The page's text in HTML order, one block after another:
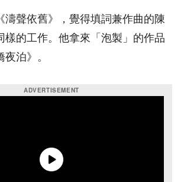
濤聲依舊》，覺得填詞兼作曲的陳
樣的工作。他拿來「泡製」的作品
泊》。